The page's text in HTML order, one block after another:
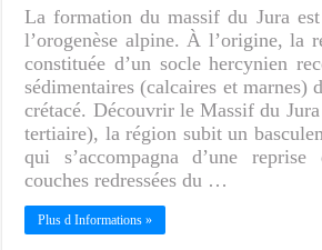
La formation du massif du Jura
l’orogenèse alpine. À l’origine, la
constituée d’un socle hercynien
sédimentaires (calcaires et marnes)
crétacé. Découvrir le Massif du
tertiaire), la région subit un
qui s’accompagna d’une
couches redressées du …
Plus d Informations »